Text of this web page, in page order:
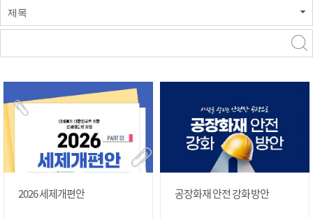
제목
2026 세제개편안 공장화재 안전 강화 방안